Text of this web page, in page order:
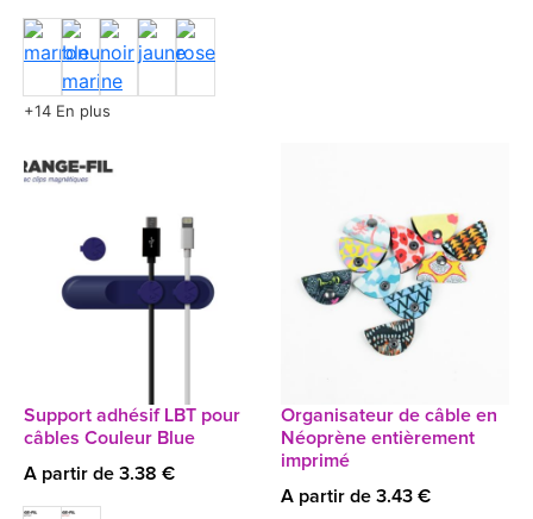
+14 En plus
Support adhésif LBT pour
câbles Couleur Blue
A partir de 3.38 €
Organisateur de câble en
Néoprène entièrement
imprimé
A partir de 3.43 €